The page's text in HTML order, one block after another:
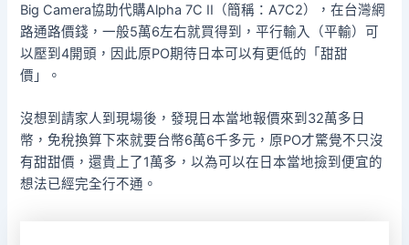
Big Camera協助代購Alpha 7C II（簡稱：A7C2），在台灣網
路通路價錢，一般5萬6左右就買得到，平行輸入（平輸）可
以壓到4開頭，因此原PO期待日本可以有更低的「甜甜
價」。
沒想到請家人到現場後，發現日本當地報價來到32萬多日
幣，免稅換算下來就要台幣6萬6千多元，原PO才驚覺不只沒
有甜甜價，還貴上了1萬多，以為可以在日本當地撿到便宜的
想法已經完全行不通。